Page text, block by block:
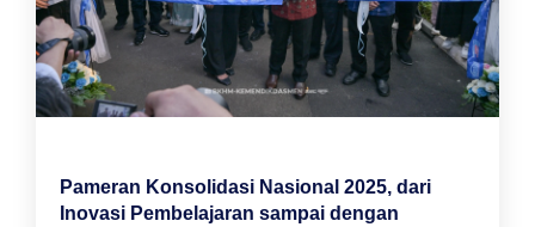
Pameran Konsolidasi Nasional 2025, dari
Inovasi Pembelajaran sampai dengan